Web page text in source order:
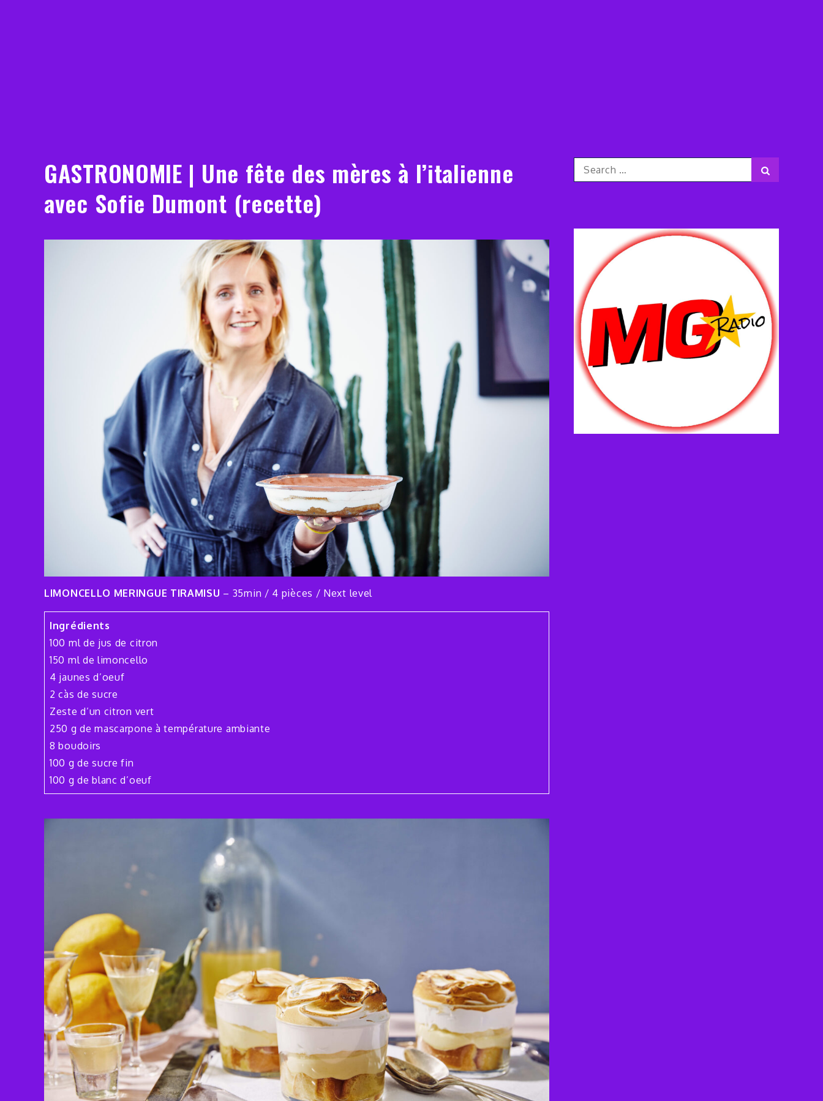
GASTRONOMIE | Une fête des mères à l’italienne
avec Sofie Dumont (recette)
LIMONCELLO MERINGUE TIRAMISU – 35min / 4 pièces / Next level
Ingrédients
100 ml de jus de citron
150 ml de limoncello
4 jaunes d’oeuf
2 càs de sucre
Zeste d’un citron vert
250 g de mascarpone à température ambiante
8 boudoirs
100 g de sucre fin
100 g de blanc d’oeuf
Search
for: